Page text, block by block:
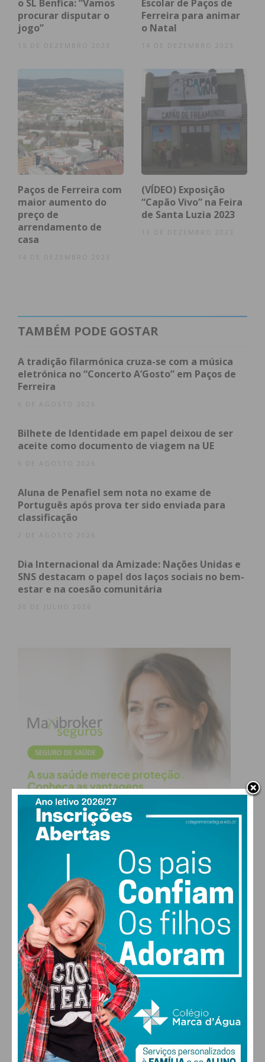
especialistas de diversas áreas da saúde, e rastreio
gratuito a doenças cardiovasculares e avaliação
nutricional, atividades que contribuem para a
Subscreva a newsletter do
Imediato
Assine nossa newsletter por e-mail e
obtenha de forma regular a informação
atualizada.
o SL Benfica: “Vamos
procurar disputar o
jogo”
Escolar de Paços de
Ferreira para animar
o Natal
14 DE DEZEMBRO 2023
Paços de Ferreira com
maior aumento do
preço de
arrendamento de
casa
14 DE DEZEMBRO 2023
(VÍDEO) Exposição
“Capão Vivo” na Feira
de Santa Luzia 2023
TAMBÉM PODE GOSTAR
A tradição filarmónica cruza-se com a música
eletrónica no “Concerto A’Gosto” em Paços de
Ferreira
6 DE AGOSTO 2026
Bilhete de Identidade em papel deixou de ser
aceite como documento de viagem na UE
6 DE AGOSTO 2026
Aluna de Penafiel sem nota no exame de
Português após prova ter sido enviada para
classificação
2 DE AGOSTO 2026
Dia Internacional da Amizade: Nações Unidas e
SNS destacam o papel dos laços sociais no bem-
estar e na coesão comunitária